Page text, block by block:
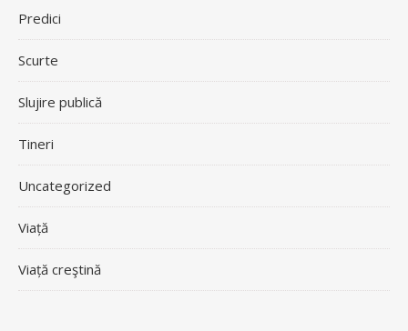
Predici
Scurte
Slujire publică
Tineri
Uncategorized
Viață
Viață creştină